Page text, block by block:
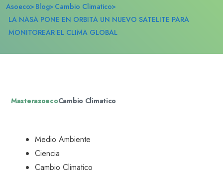
Asoeco Blog Cambio Climatico
LA NASA PONE EN ORBITA UN NUEVO SATELITE PARA
MONITOREAR EL CLIMA GLOBAL
MasterasoecoCambio Climatico
Medio Ambiente
Ciencia
Cambio Climatico